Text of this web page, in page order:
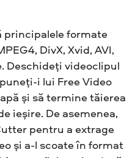
principalele formate
DivX, Xvid, AVI,
Deschideți videoclipul
i lui Free Video
și să termine tăierea
ieșire. De asemenea,
pentru a extrage
și a-l scoate în format